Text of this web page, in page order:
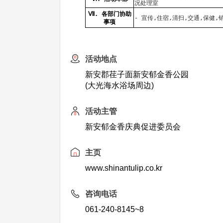
况处理室
Ⅶ. 各部门协助
事项
- 宣传,住宿,清扫,交通,保健,
活动地点
新安郡荏子面新安郁金香公园
(大光海水浴场周边)
活动主管
新安郁金香庆典促进委员会
主页
www.shinantulip.co.kr
咨询电话
061-240-8145~8